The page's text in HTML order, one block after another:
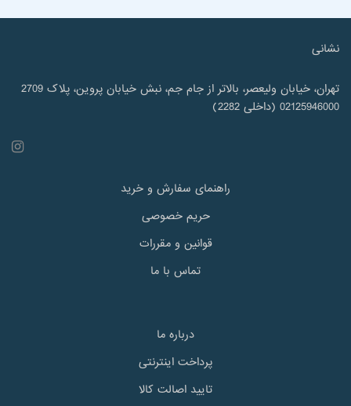
نشانی
تهران، خیابان ولیعصر، بالاتر از جام جم، نبش خیابان پروین، پلاک 2709
02125946000 (داخلی 2282)
راهنمای سفارش و خرید
حریم خصوصی
قوانین و مقررات
تماس با ما
درباره ما
پرداخت اینترنتی
تایید اصالت کالا